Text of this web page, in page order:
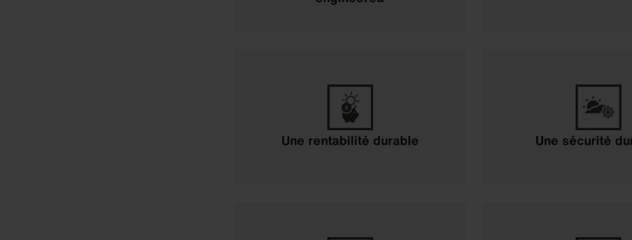
Une rentabilité durable Une sécurité